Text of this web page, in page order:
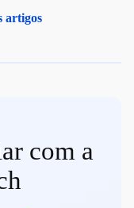
artigos
com a